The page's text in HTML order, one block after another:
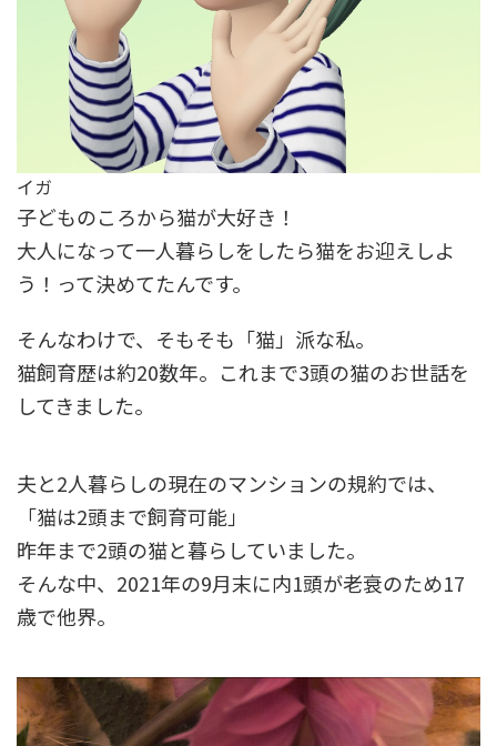
イガ
子どものころから猫が大好き！
大人になって一人暮らしをしたら猫をお迎えしよ
う！って決めてたんです。
そんなわけで、そもそも「猫」派な私。
猫飼育歴は約20数年。これまで3頭の猫のお世話を
してきました。
夫と2人暮らしの現在のマンションの規約では、
「猫は2頭まで飼育可能」
昨年まで2頭の猫と暮らしていました。
そんな中、2021年の9月末に内1頭が老衰のため17
歳で他界。